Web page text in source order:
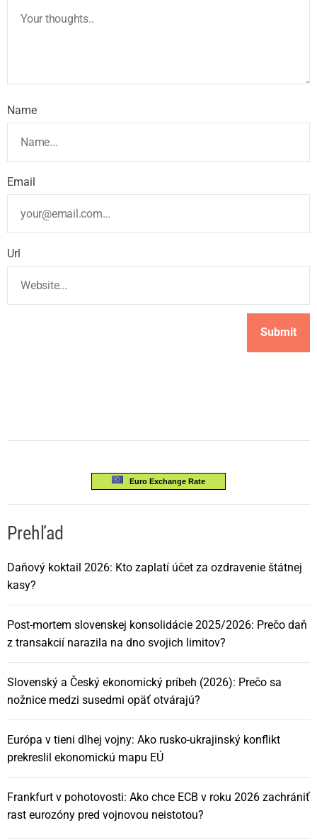
Name
Email
Url
Euro Exchange Rate
Prehľad
Daňový koktail 2026: Kto zaplatí účet za ozdravenie štátnej
kasy?
Post-mortem slovenskej konsolidácie 2025/2026: Prečo daň
z transakcií narazila na dno svojich limitov?
Slovenský a Český ekonomický príbeh (2026): Prečo sa
nožnice medzi susedmi opäť otvárajú?
Európa v tieni dlhej vojny: Ako rusko-ukrajinský konflikt
prekreslil ekonomickú mapu EÚ
Frankfurt v pohotovosti: Ako chce ECB v roku 2026 zachrániť
rast eurozóny pred vojnovou neistotou?